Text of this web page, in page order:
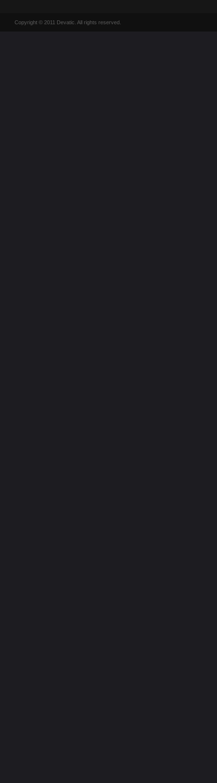
Copyright © 2011 Devatic. All rights reserved.